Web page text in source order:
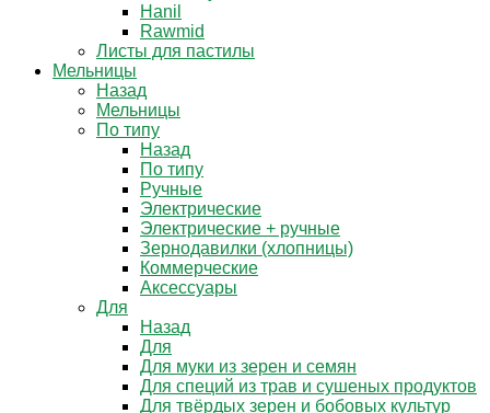
Hanil
Rawmid
Листы для пастилы
Мельницы
Назад
Мельницы
По типу
Назад
По типу
Ручные
Электрические
Электрические + ручные
Зернодавилки (хлопницы)
Коммерческие
Аксессуары
Для
Назад
Для
Для муки из зерен и семян
Для специй из трав и сушеных продуктов
Для твёрдых зерен и бобовых культур